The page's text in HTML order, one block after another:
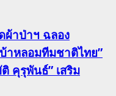
าป่าฯ ฉลอง
าหลอมทีมชาติไทย”
คุรุพันธ์” เสริม